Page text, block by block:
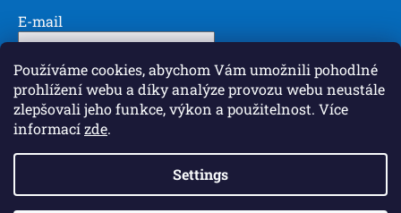
Používáme cookies, abychom Vám umožnili pohodlné
prohlížení webu a díky analýze provozu webu neustále
zlepšovali jeho funkce, výkon a použitelnost. Více
informacízde.
Settings
E-mail
Password
LOGIN
New registrationForgotten password